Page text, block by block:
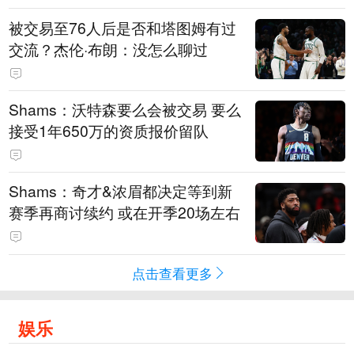
被交易至76人后是否和塔图姆有过
交流？杰伦·布朗：没怎么聊过
Shams：沃特森要么会被交易 要么
接受1年650万的资质报价留队
Shams：奇才&浓眉都决定等到新
赛季再商讨续约 或在开季20场左右
点击查看更多
娱乐